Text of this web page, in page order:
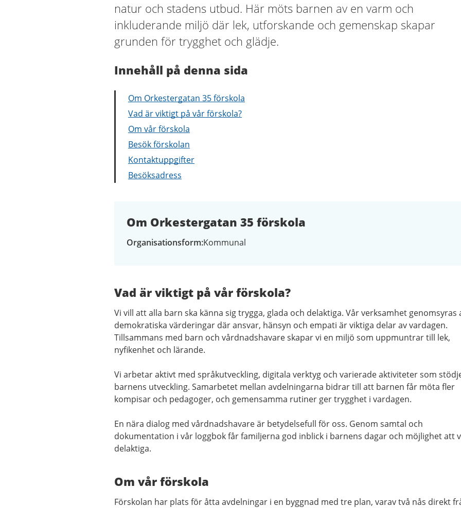
natur och stadens utbud. Här möts barnen av en varm och
inkluderande miljö där lek, utforskande och gemenskap skapar
grunden för trygghet och glädje.
Innehåll på denna sida
Om Orkestergatan 35 förskola
Vad är viktigt på vår förskola?
Om vår förskola
Besök förskolan
Kontaktuppgifter
Besöksadress
Om Orkestergatan 35 förskola
Organisationsform Kommunal
Vad är viktigt på vår förskola?
Vi vill att alla barn ska känna sig trygga, glada och delaktiga. Vår verksamhet genomsyras
demokratiska värderingar där ansvar, hänsyn och empati är viktiga delar av vardagen.
Tillsammans med barn och vårdnadshavare skapar vi en miljö som uppmuntrar till lek,
nyfikenhet och lärande.
Vi arbetar aktivt med språkutveckling, digitala verktyg och varierade aktiviteter som
barnens utveckling. Samarbetet mellan avdelningarna bidrar till att barnen får möta fler
kompisar och pedagoger, och gemensamma rutiner ger trygghet i vardagen.
En nära dialog med vårdnadshavare är betydelsefull för oss. Genom samtal och
dokumentation i vår loggbok får familjerna god inblick i barnens dagar och möjlighet att
delaktiga.
Om vår förskola
Förskolan har plats för åtta avdelningar i en byggnad med tre plan, varav två nås direkt